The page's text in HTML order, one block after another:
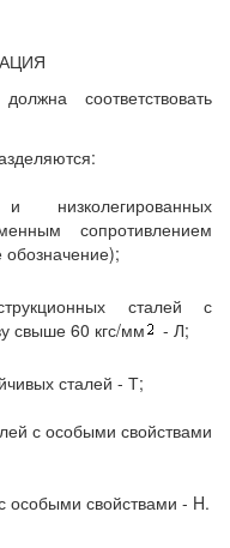
соответствовать
сопротивлением
сталей с
свыше 60 кгс/мм
- Л;
сталей - Т;
с особыми свойствами
особыми свойствами - H.